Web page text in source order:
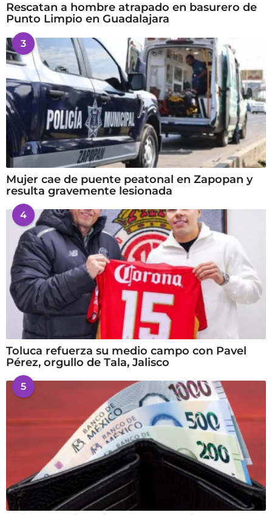
Rescatan a hombre atrapado en basurero de
Punto Limpio en Guadalajara
3
Mujer cae de puente peatonal en Zapopan y
resulta gravemente lesionada
4
Toluca refuerza su medio campo con Pavel
Pérez, orgullo de Tala, Jalisco
5